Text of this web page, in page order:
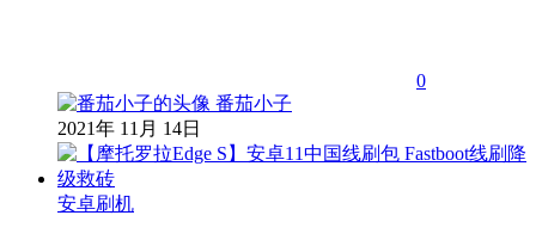
0
番茄小子
2021年 11月 14日
安卓刷机